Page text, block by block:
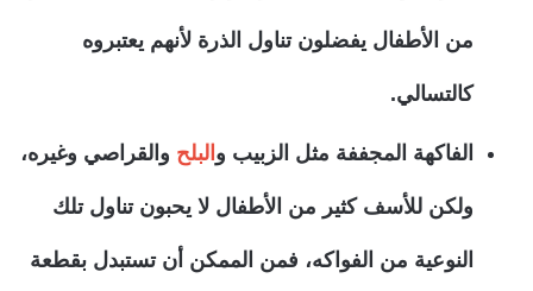
من الأطفال يفضلون تناول الذرة لأنهم يعتبروه
كالتسالي.
الفاكهة المجففة مثل الزبيب و البلح والقراصي وغيره،
ولكن للأسف كثير من الأطفال لا يحبون تناول تلك
النوعية من الفواكه، فمن الممكن أن تستبدل بقطعة